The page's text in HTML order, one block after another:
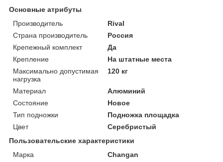
Основные атрибуты
Производитель
Rival
Страна производитель
Россия
Крепежный комплект
Да
Крепление
На штатные места
Максимально допустимая
нагрузка
120 кг
Материал
Алюминий
Состояние
Новое
Тип подножки
Подножка площадка
Цвет
Серебристый
Пользовательские характеристики
Марка
Changan